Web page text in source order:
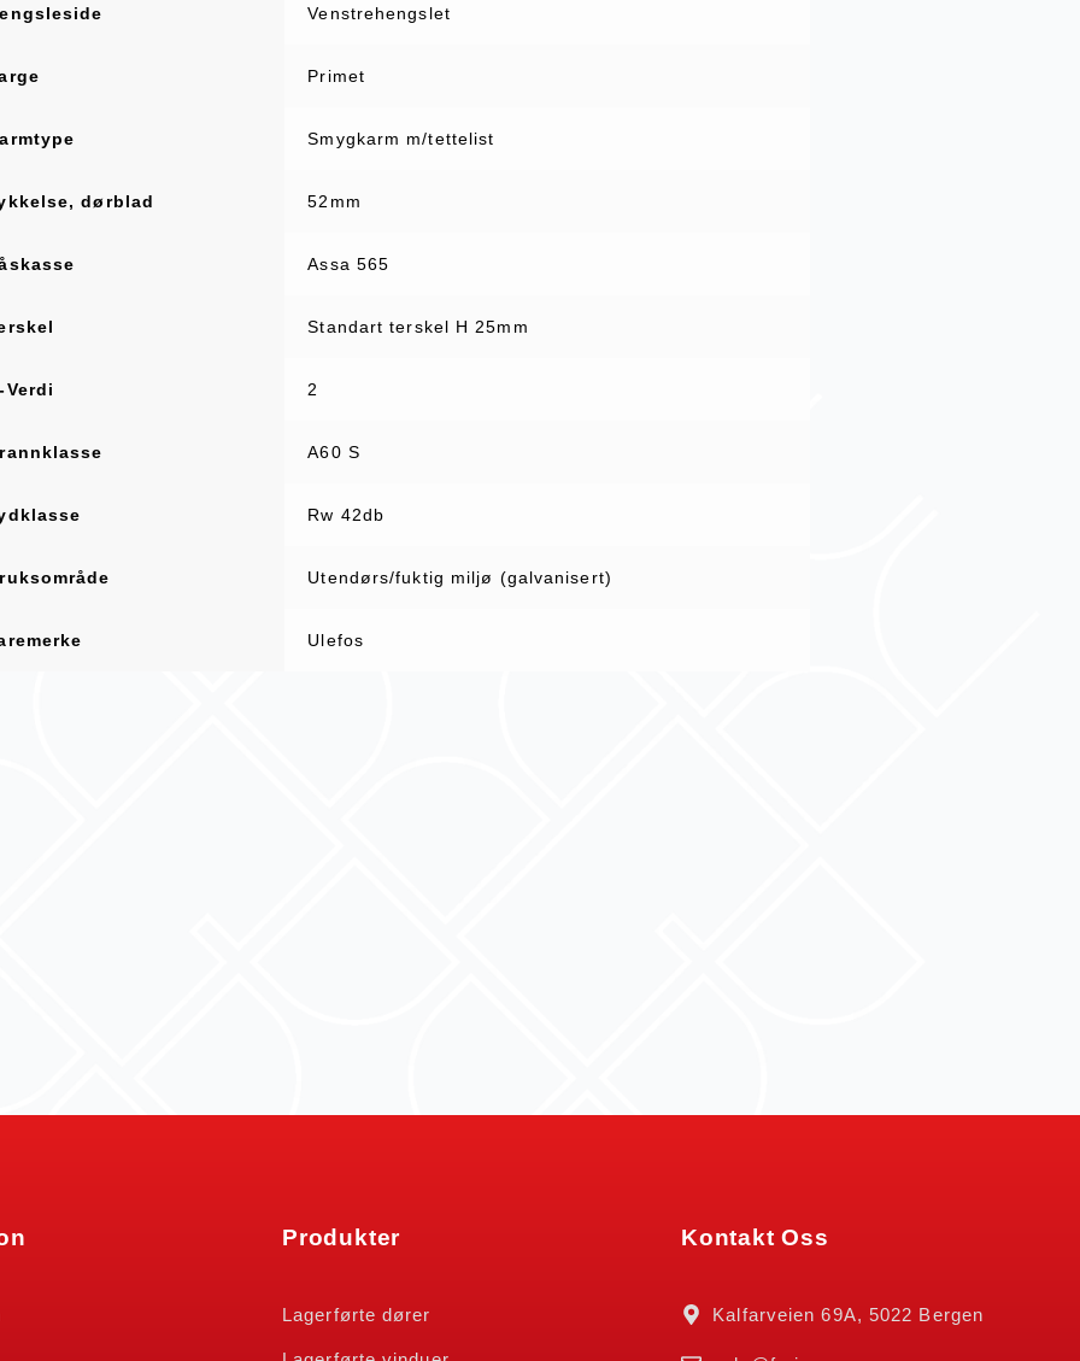
Venstrehengslet
Primet
Smygkarm m/tettelist
dørblad 52mm
Assa 565
Standart terskel H 25mm
Verdi 2
A60 S
Rw 42db
Utendørs/fuktig miljø (galvanisert)
Ulefos
Produkter
Lagerførte dører
Kontakt Oss
Kalfarveien 69A, 5022 Bergen